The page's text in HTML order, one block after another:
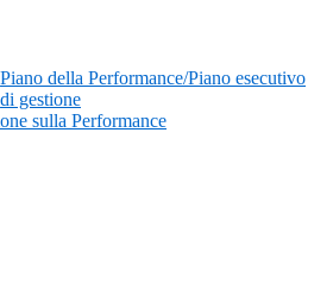
Piano della Performance/Piano esecutivo
di gestione
sulla Performance